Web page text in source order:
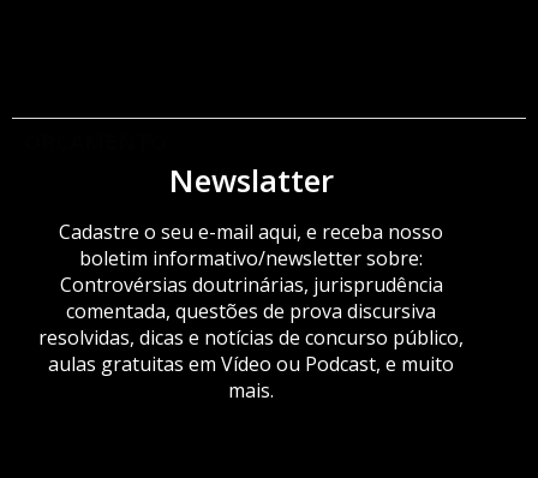
Newslatter
Cadastre o seu e-mail aqui, e receba nosso
boletim informativo/newsletter sobre:
Controvérsias doutrinárias, jurisprudência
comentada, questões de prova discursiva
resolvidas, dicas e notícias de concurso público,
aulas gratuitas em Vídeo ou Podcast, e muito
mais.